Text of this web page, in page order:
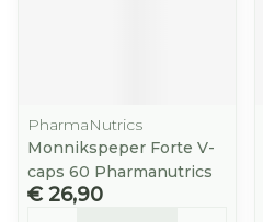
PharmaNutrics
Monnikspeper Forte V-
caps 60 Pharmanutrics
€ 26,90